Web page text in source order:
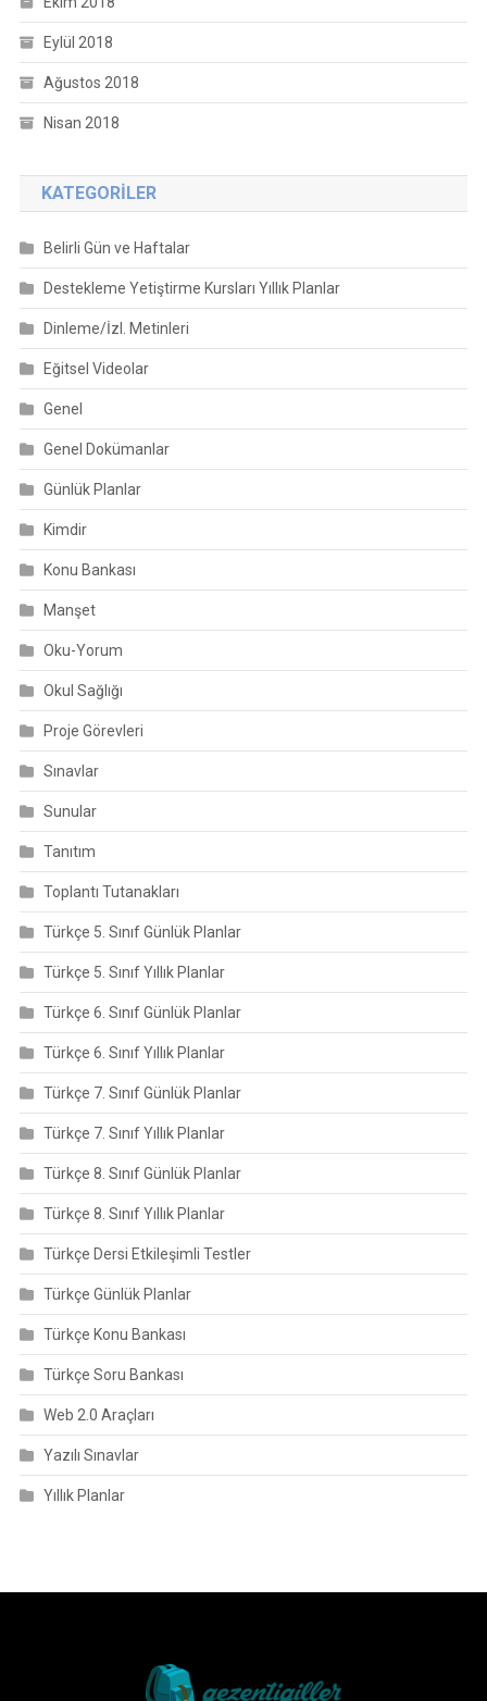
Eylül 2018
Ağustos 2018
Nisan 2018
KATEGORILER
Belirli Gün ve Haftalar
Destekleme Yetiştirme Kursları Yıllık Planlar
Dinleme/İzl. Metinleri
Eğitsel Videolar
Genel
Genel Dokümanlar
Günlük Planlar
Kimdir
Konu Bankası
Manşet
Oku-Yorum
Okul Sağlığı
Proje Görevleri
Sınavlar
Sunular
Tanıtım
Toplantı Tutanakları
Türkçe 5. Sınıf Günlük Planlar
Türkçe 5. Sınıf Yıllık Planlar
Türkçe 6. Sınıf Günlük Planlar
Türkçe 6. Sınıf Yıllık Planlar
Türkçe 7. Sınıf Günlük Planlar
Türkçe 7. Sınıf Yıllık Planlar
Türkçe 8. Sınıf Günlük Planlar
Türkçe 8. Sınıf Yıllık Planlar
Türkçe Dersi Etkileşimli Testler
Türkçe Günlük Planlar
Türkçe Konu Bankası
Türkçe Soru Bankası
Web 2.0 Araçları
Yazılı Sınavlar
Yıllık Planlar